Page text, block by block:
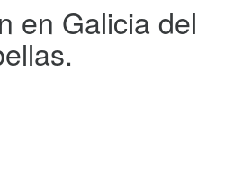
en Galicia del